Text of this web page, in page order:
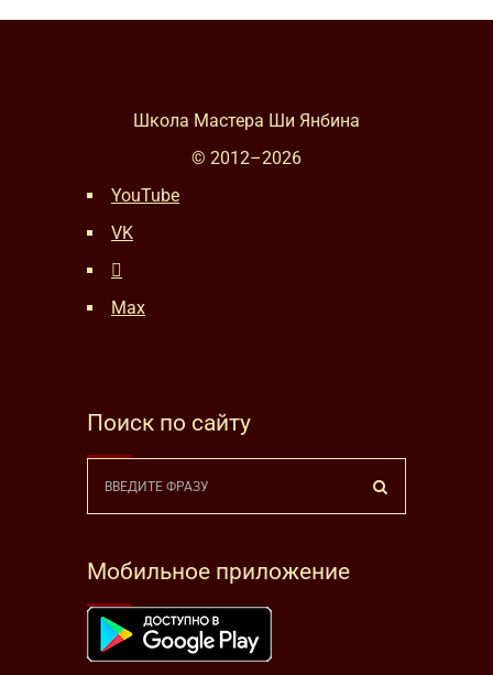
Школа Мастера Ши Янбина
© 2012–2026
YouTube
VK
Max
Поиск по сайту
Мобильное приложение